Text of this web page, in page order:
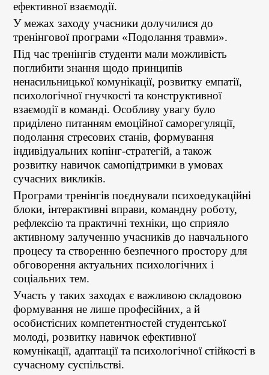
ефективної взаємодії.
У межах заходу учасники долучилися до
тренінгової програми «Подолання травми».
Під час тренінгів студенти мали можливість
поглибити знання щодо принципів
ненасильницької комунікації, розвитку емпатії,
психологічної гнучкості та конструктивної
взаємодії в команді. Особливу увагу було
приділено питанням емоційної саморегуляції,
подолання стресових станів, формування
індивідуальних копінг-стратегій, а також
розвитку навичок самопідтримки в умовах
сучасних викликів.
Програми тренінгів поєднували психоедукаційні
блоки, інтерактивні вправи, командну роботу,
рефлексію та практичні техніки, що сприяло
активному залученню учасників до навчального
процесу та створенню безпечного простору для
обговорення актуальних психологічних і
соціальних тем.
Участь у таких заходах є важливою складовою
формування не лише професійних, а й
особистісних компетентностей студентської
молоді, розвитку навичок ефективної
комунікації, адаптації та психологічної стійкості в
сучасному суспільстві.